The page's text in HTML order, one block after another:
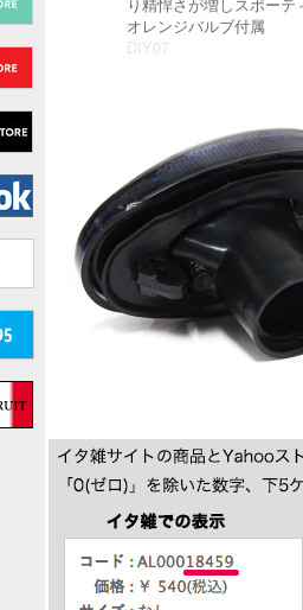
オレンジバルブ付属
DIY07